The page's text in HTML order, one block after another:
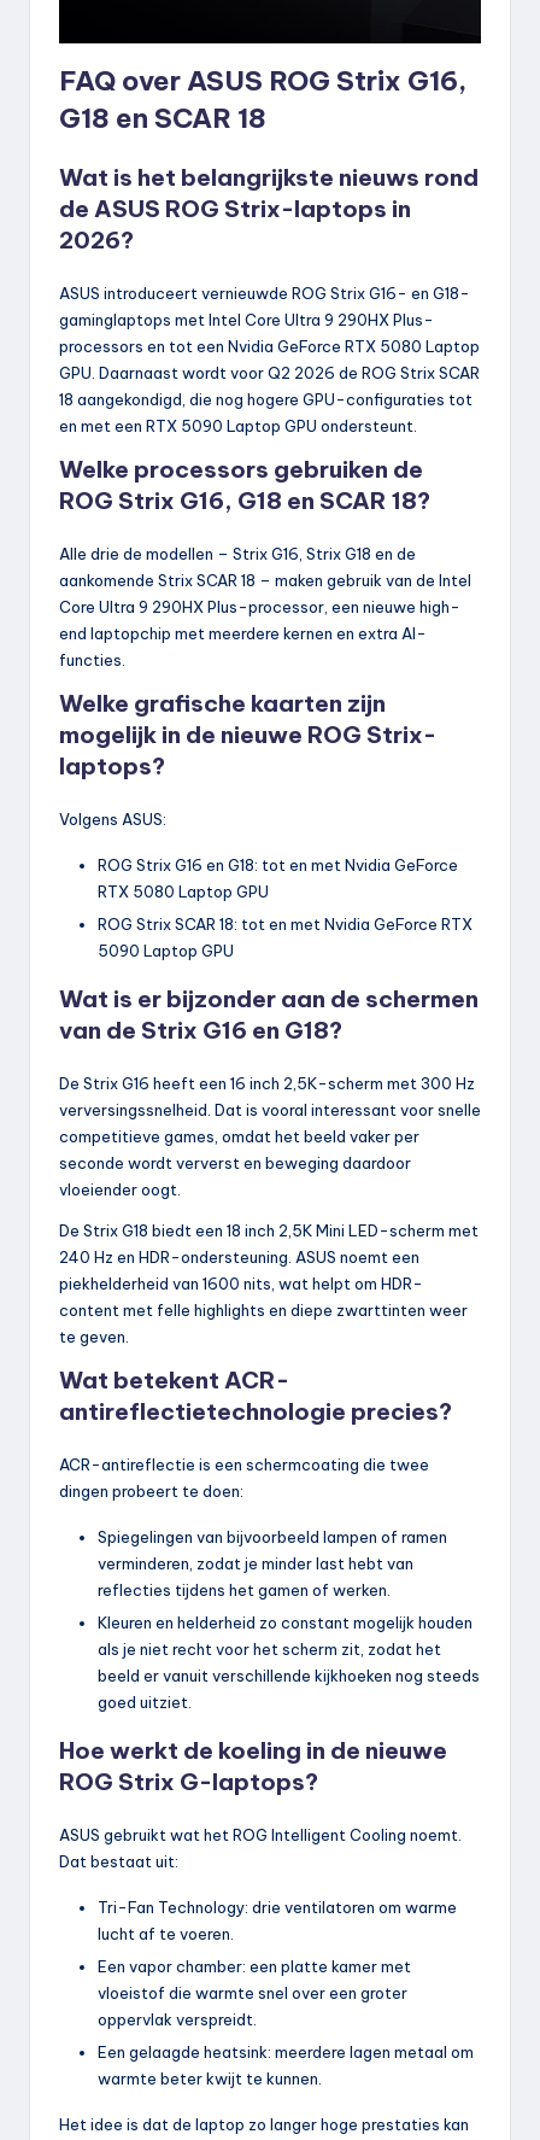
FAQ over ASUS ROG Strix G16,
G18 en SCAR 18
Wat is het belangrijkste nieuws rond
de ASUS ROG Strix-laptops in
2026?
ASUS introduceert vernieuwde ROG Strix G16- en G18-
gaminglaptops met Intel Core Ultra 9 290HX Plus-
processors en tot een Nvidia GeForce RTX 5080 Laptop
GPU. Daarnaast wordt voor Q2 2026 de ROG Strix SCAR
18 aangekondigd, die nog hogere GPU-configuraties tot
en met een RTX 5090 Laptop GPU ondersteunt.
Welke processors gebruiken de
ROG Strix G16, G18 en SCAR 18?
Alle drie de modellen – Strix G16, Strix G18 en de
aankomende Strix SCAR 18 – maken gebruik van de Intel
Core Ultra 9 290HX Plus-processor, een nieuwe high-
end laptopchip met meerdere kernen en extra AI-
functies.
Welke grafische kaarten zijn
mogelijk in de nieuwe ROG Strix-
laptops?
Volgens ASUS:
ROG Strix G16 en G18: tot en met Nvidia GeForce
RTX 5080 Laptop GPU
ROG Strix SCAR 18: tot en met Nvidia GeForce RTX
5090 Laptop GPU
Wat is er bijzonder aan de schermen
van de Strix G16 en G18?
De Strix G16 heeft een 16 inch 2,5K-scherm met 300 Hz
verversingssnelheid. Dat is vooral interessant voor snelle
competitieve games, omdat het beeld vaker per
seconde wordt ververst en beweging daardoor
vloeiender oogt.
De Strix G18 biedt een 18 inch 2,5K Mini LED-scherm met
240 Hz en HDR-ondersteuning. ASUS noemt een
piekhelderheid van 1600 nits, wat helpt om HDR-
content met felle highlights en diepe zwarttinten weer
te geven.
Wat betekent ACR-
antireflectietechnologie precies?
ACR-antireflectie is een schermcoating die twee
dingen probeert te doen:
Spiegelingen van bijvoorbeeld lampen of ramen
verminderen, zodat je minder last hebt van
reflecties tijdens het gamen of werken.
Kleuren en helderheid zo constant mogelijk houden
als je niet recht voor het scherm zit, zodat het
beeld er vanuit verschillende kijkhoeken nog steeds
goed uitziet.
Hoe werkt de koeling in de nieuwe
ROG Strix G-laptops?
ASUS gebruikt wat het ROG Intelligent Cooling noemt.
Dat bestaat uit:
Tri-Fan Technology: drie ventilatoren om warme
lucht af te voeren.
Een vapor chamber: een platte kamer met
vloeistof die warmte snel over een groter
oppervlak verspreidt.
Een gelaagde heatsink: meerdere lagen metaal om
warmte beter kwijt te kunnen.
Het idee is dat de laptop zo langer hoge prestaties kan